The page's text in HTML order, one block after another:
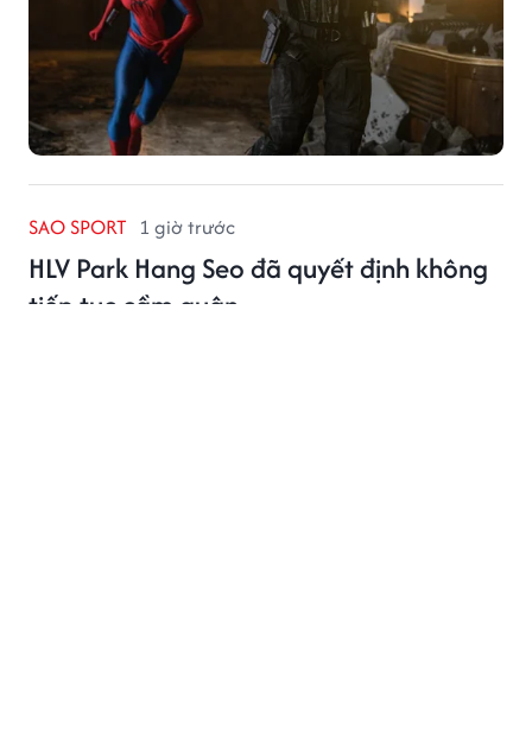
SAO SPORT 1 giờ trước
HLV Park Hang Seo đã quyết định không
tiếp tục cầm quân